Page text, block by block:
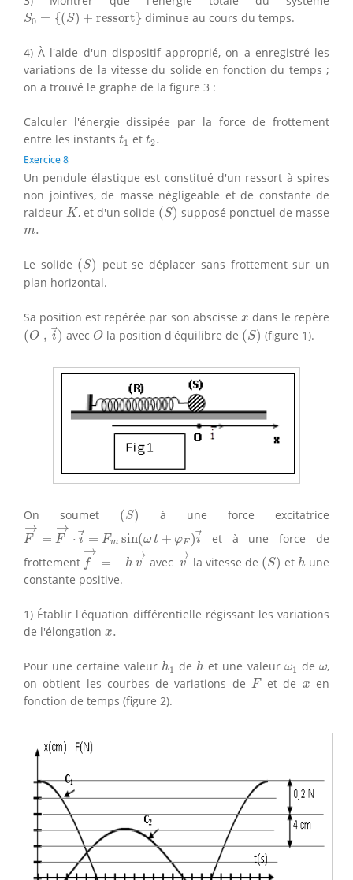
S0 = {(S) + ressort}
S0 S)+ressort} diminue au cours du temps.
4) À l'aide d'un dispositif approprié, on a enregistré les
variations de la vitesse du solide en fonction du temps ;
on a trouvé le graphe de la figure 3 :
Calculer l'énergie dissipée par la force de frottement
entre les instants t1
t et t2.
t2
Exercice 8
Un pendule élastique est constitué d'un ressort à spires
non jointives, de masse négligeable et de constante de
raideurK
K , et d'un solide (S)
(S) supposé ponctuel de masse
m.
m
Le solide (S)
(S)
peut se déplacer sans frottement sur un
plan horizontal.
Sa position est repérée par son abscisse x
x dans le repère
(O , i)
(O,i→)avec O
O la position d'équilibre de (S)
(S) (figure 1).
On soumet (S)
(S) à une force excitatrice
→
F =
→
F ⋅ i = Fm sin(ωt + φF )i
F→ F→⋅i→= sin +φ i→
et à une force de
frottement
→
f = −h
→
v
f→= −hv→
avec →
v
v→
la vitesse de (S)
(S) et h
h une
constante positive.
1) Établir l'équation différentielle régissant les variations
de l'élongation x.
x
Pour une certaine valeur h1
h de h
h et une valeur ω1
ω1de ω
ω,
on obtient les courbes de variations deF
Fet de x
x en
fonction de temps (figure 2).